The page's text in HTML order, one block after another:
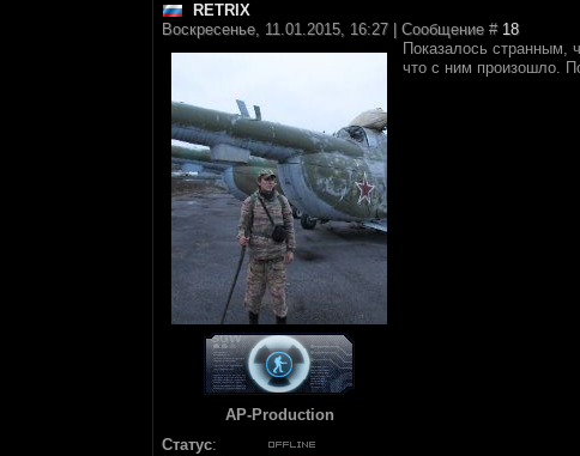
RETRIX
Воскресенье, 11.01.2015, 16:27 | Сообщение # 18
AP-Production
Статус:
Показалось странным,
что с ним произошло.